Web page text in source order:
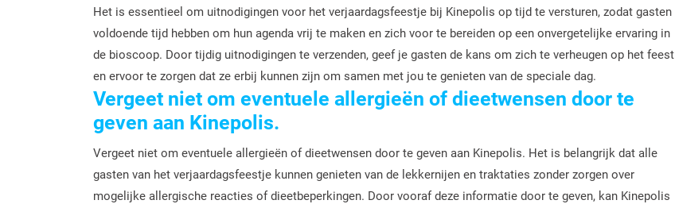
Het is essentieel om uitnodigingen voor het verjaardagsfeestje bij Kinepolis op tijd te versturen, zodat gasten
voldoende tijd hebben om hun agenda vrij te maken en zich voor te bereiden op een onvergetelijke ervaring in
de bioscoop. Door tijdig uitnodigingen te verzenden, geef je gasten de kans om zich te verheugen op het feest
en ervoor te zorgen dat ze erbij kunnen zijn om samen met jou te genieten van de speciale dag.
Vergeet niet om eventuele allergieën of dieetwensen door te
geven aan Kinepolis.
Vergeet niet om eventuele allergieën of dieetwensen door te geven aan Kinepolis. Het is belangrijk dat alle
gasten van het verjaardagsfeestje kunnen genieten van de lekkernijen en traktaties zonder zorgen over
mogelijke allergische reacties of dieetbeperkingen. Door vooraf deze informatie door te geven, kan Kinepolis